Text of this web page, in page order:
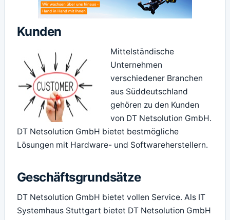
Kunden
Mittelständische
Unternehmen
verschiedener Branchen
aus Süddeutschland
gehören zu den Kunden
von DT Netsolution GmbH.
DT Netsolution GmbH bietet bestmögliche
Lösungen mit Hardware- und Softwareherstellern.
Geschäftsgrundsätze
DT Netsolution GmbH bietet vollen Service. Als IT
Systemhaus Stuttgart bietet DT Netsolution GmbH